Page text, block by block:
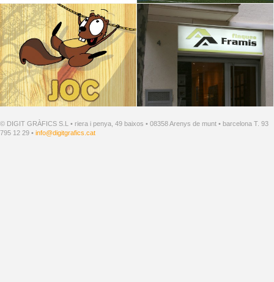
© DIGIT GRÀFICS S.L • riera i penya, 49 baixos • 08358 Arenys de munt • barcelona T. 93
795 12 29 • info@digitgrafics.cat